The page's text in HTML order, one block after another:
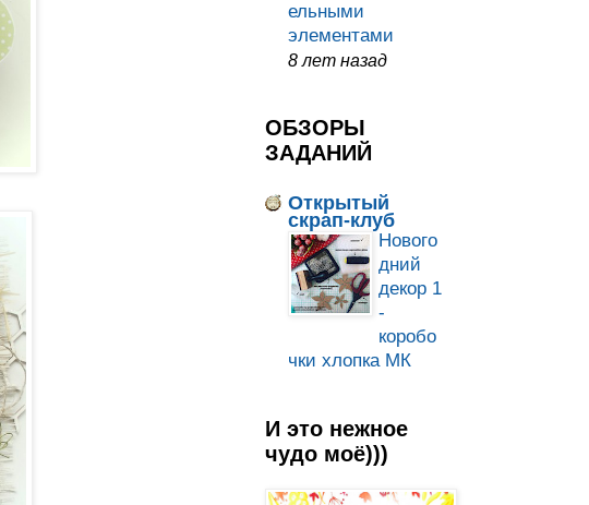
ельными
элементами
8 лет назад
ОБЗОРЫ
ЗАДАНИЙ
Открытый
скрап-клуб
Нового
дний
декор 1
-
коробо
чки хлопка МК
И это нежное
чудо моё)))